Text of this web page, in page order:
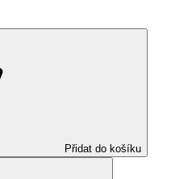
Přidat do košíku